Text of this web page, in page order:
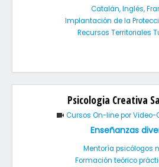
Catalán, Inglés,
Implantación de la
Recursos Territoriales
Psicologia Creativa
Cursos On-line por Video-
Enseñanzas
Mentoría psicólogos
Formación teórico